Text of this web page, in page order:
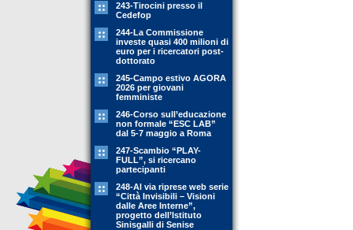
243-Tirocini presso il
Cedefop
244-La Commissione
investe quasi 400 milioni di
euro per i ricercatori post-
dottorato
245-Campo estivo AGORA
2026 per giovani
femministe
246-Corso sull’educazione
non formale “ESC LAB”
dal 5-7 maggio a Roma
247-Scambio “PLAY-
FULL”, si ricercano
partecipanti
248-Al via riprese web serie
“Città Invisibili – Visioni
dalle Aree Interne”,
progetto dell’Istituto
Sinisgalli di Senise